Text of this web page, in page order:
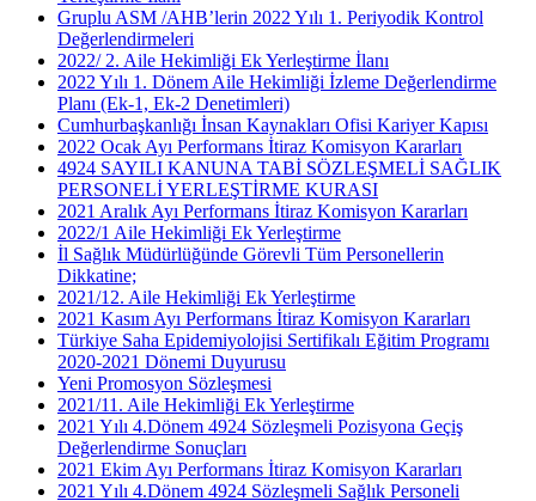
Gruplu ASM /AHB’lerin 2022 Yılı 1. Periyodik Kontrol
Değerlendirmeleri
2022/ 2. Aile Hekimliği Ek Yerleştirme İlanı
2022 Yılı 1. Dönem Aile Hekimliği İzleme Değerlendirme
Planı (Ek-1, Ek-2 Denetimleri)
Cumhurbaşkanlığı İnsan Kaynakları Ofisi Kariyer Kapısı
2022 Ocak Ayı Performans İtiraz Komisyon Kararları
4924 SAYILI KANUNA TABİ SÖZLEŞMELİ SAĞLIK
PERSONELİ YERLEŞTİRME KURASI
2021 Aralık Ayı Performans İtiraz Komisyon Kararları
2022/1 Aile Hekimliği Ek Yerleştirme
İl Sağlık Müdürlüğünde Görevli Tüm Personellerin
Dikkatine;
2021/12. Aile Hekimliği Ek Yerleştirme
2021 Kasım Ayı Performans İtiraz Komisyon Kararları
Türkiye Saha Epidemiyolojisi Sertifikalı Eğitim Programı
2020-2021 Dönemi Duyurusu
Yeni Promosyon Sözleşmesi
2021/11. Aile Hekimliği Ek Yerleştirme
2021 Yılı 4.Dönem 4924 Sözleşmeli Pozisyona Geçiş
Değerlendirme Sonuçları
2021 Ekim Ayı Performans İtiraz Komisyon Kararları
2021 Yılı 4.Dönem 4924 Sözleşmeli Sağlık Personeli